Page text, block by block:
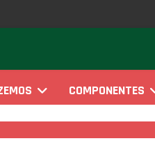
COMPONENTES